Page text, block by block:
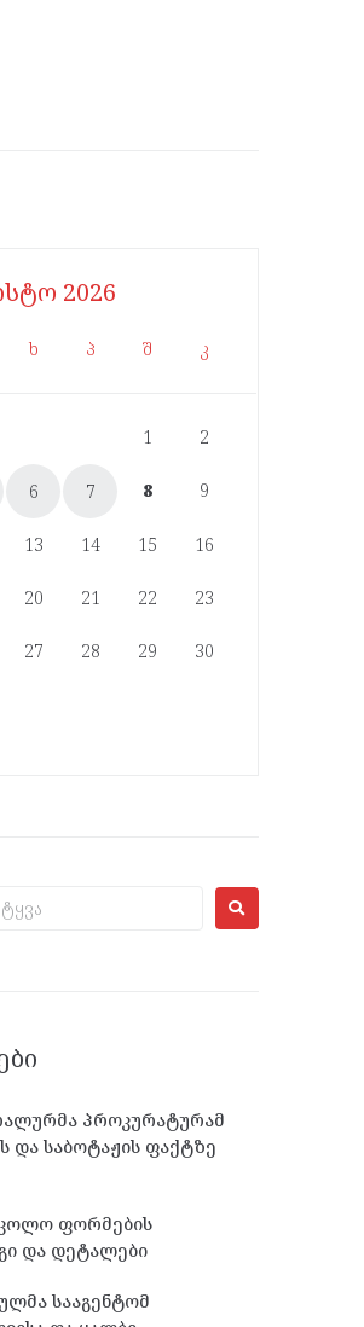
2026
ხ პ შ კ
1 2
6 7 8 9
13 14 15 16
20 21 22 23
27 28 29 30
პროკურატურამ
საბოტაჟის ფაქტზე
ფორმების
და დეტალები
სააგენტომ